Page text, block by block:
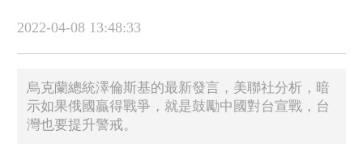
2022-04-08 13:48:33
烏克蘭總統澤倫斯基的最新發言，美聯社分析，暗
示如果俄國贏得戰爭，就是鼓勵中國對台宣戰，台
灣也要提升警戒。